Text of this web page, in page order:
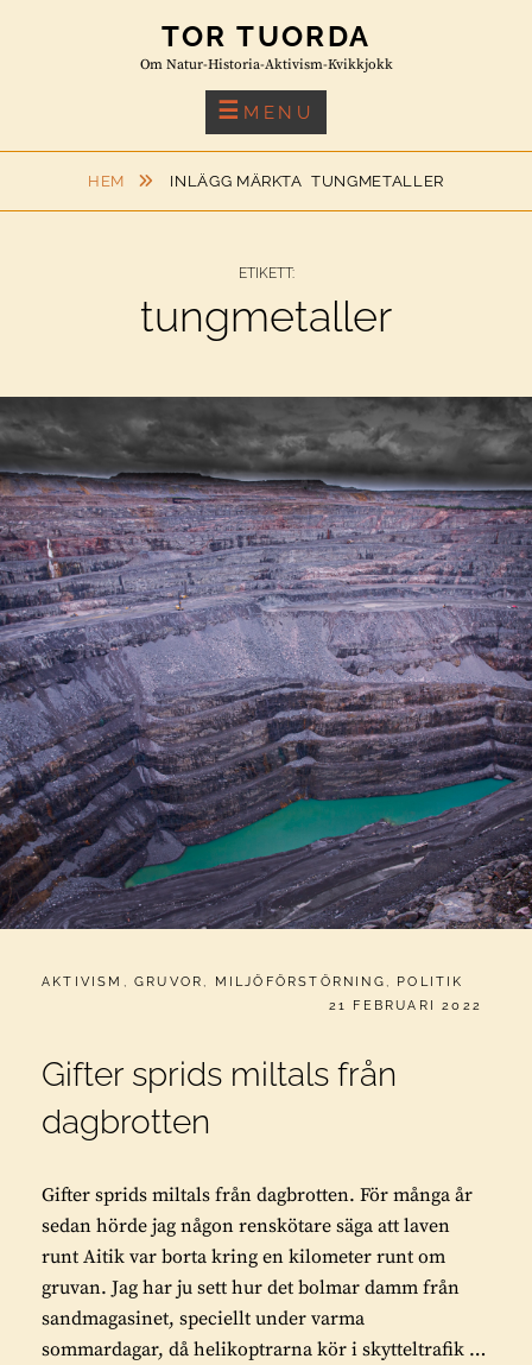
TOR TUORDA
Om Natur-Historia-Aktivism-Kvikkjokk
MENU
HEM INLÄGG MÄRKTATUNGMETALLER
ETIKETT:
tungmetaller
CATEGORIES:
AKTIVISM ,GRUVOR , MILJÖFÖRSTÖRNING , POLITIK
PUBLICERAT
21 FEBRUARI 2022
Gifter sprids miltals från
dagbrotten
Gifter sprids miltals från dagbrotten. För många år
sedan hörde jag någon renskötare säga att laven
runt Aitik var borta kring en kilometer runt om
gruvan. Jag har ju sett hur det bolmar damm från
sandmagasinet, speciellt under varma
sommardagar, då helikoptrarna kör i skytteltrafik …